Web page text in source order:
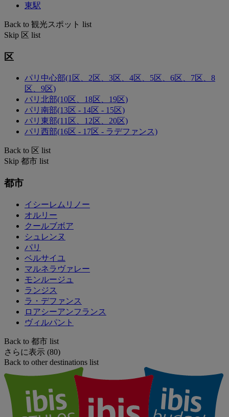
東駅
Back to 観光スポット list
Skip 区 list
区
パリ中心部(1区、2区、3区、4区、5区、6区、7区、8
区、9区)
パリ北部(10区、18区、19区)
パリ南部(13区 - 14区 - 15区)
パリ東部(11区、12区、20区)
パリ西部(16区 - 17区 - ラデファンス)
Back to 区 list
Skip 都市 list
都市
イシーレムリノー
オルリー
クールブボア
シュレンヌ
パリ
ベルサイユ
マルネラヴァレー
モンルージュ
ランジス
ラ・デファンス
ロアシーアンフランス
ヴィルパント
Back to 都市 list
さらに表示 (80)
Back to other destinations list